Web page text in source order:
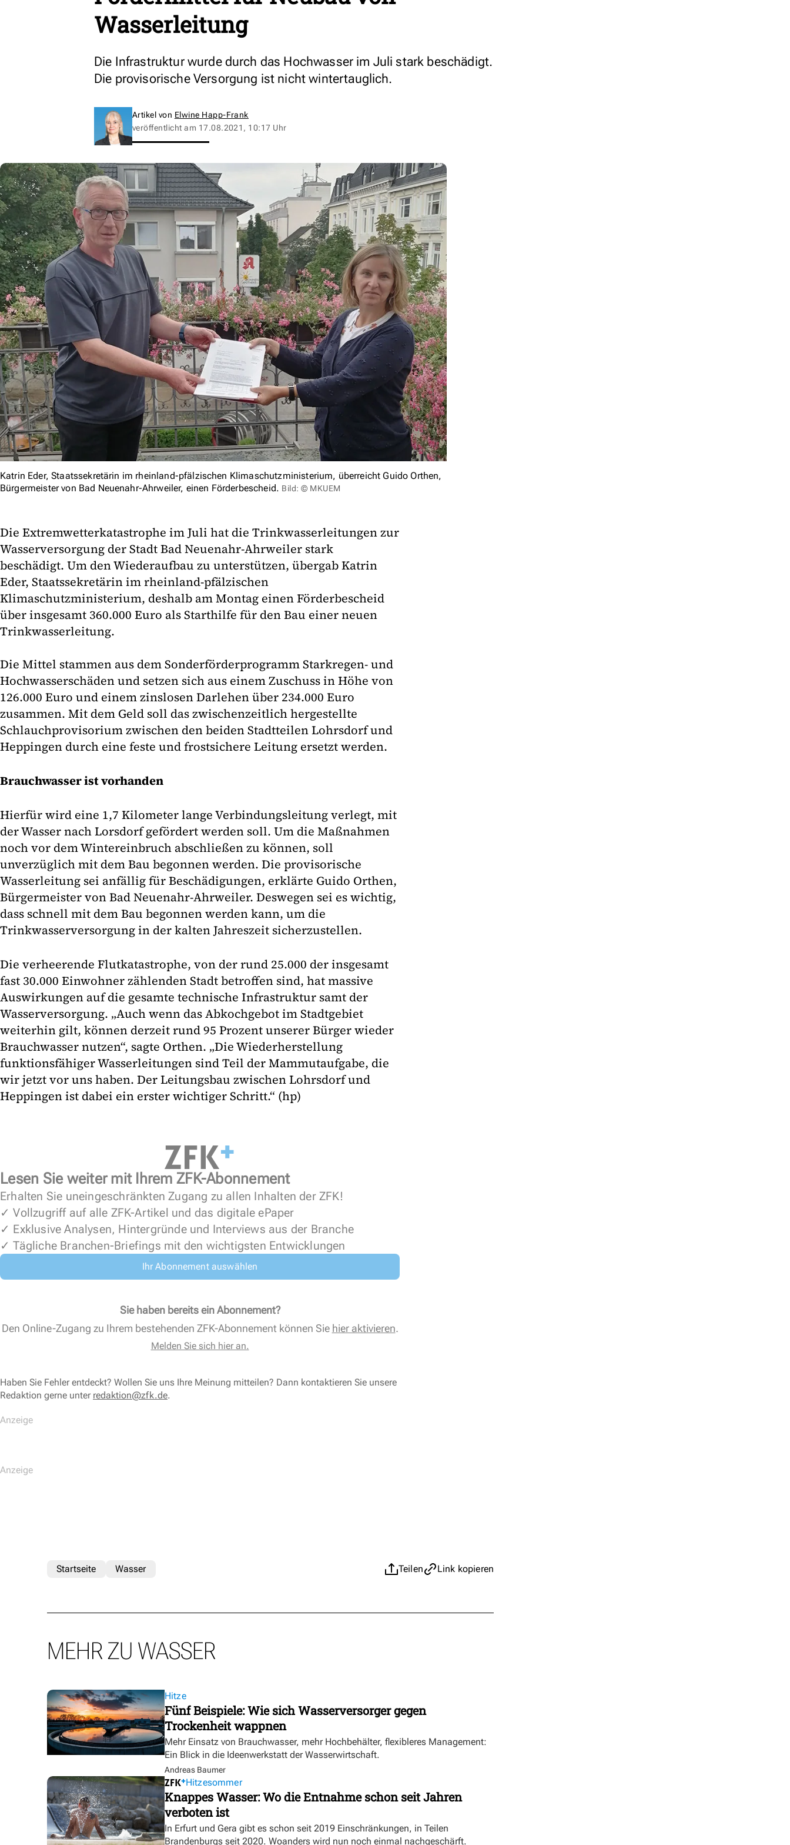
Wasserleitung
Die Infrastruktur wurde durch das Hochwasser im Juli stark beschädigt.
Die provisorische Versorgung ist nicht wintertauglich.
Artikel von Elwine Happ-Frank
veröffentlicht am 17.08.2021, 10:17 Uhr
Katrin Eder, Staatssekretärin im rheinland-pfälzischen Klimaschutzministerium, überreicht Guido Orthen,
Bürgermeister von Bad Neuenahr-Ahrweiler, einen Förderbescheid. Bild: © MKUEM
Die Extremwetterkatastrophe im Juli hat die Trinkwasserleitungen zur
Wasserversorgung der Stadt Bad Neuenahr-Ahrweiler stark
beschädigt. Um den Wiederaufbau zu unterstützen, übergab Katrin
Eder, Staatssekretärin im rheinland-pfälzischen
Klimaschutzministerium, deshalb am Montag einen Förderbescheid
über insgesamt 360.000 Euro als Starthilfe für den Bau einer neuen
Trinkwasserleitung.
Die Mittel stammen aus dem Sonderförderprogramm Starkregen- und
Hochwasserschäden und setzen sich aus einem Zuschuss in Höhe von
126.000 Euro und einem zinslosen Darlehen über 234.000 Euro
zusammen. Mit dem Geld soll das zwischenzeitlich hergestellte
Schlauchprovisorium zwischen den beiden Stadtteilen Lohrsdorf und
Heppingen durch eine feste und frostsichere Leitung ersetzt werden.
Brauchwasser ist vorhanden
Hierfür wird eine 1,7 Kilometer lange Verbindungsleitung verlegt, mit
der Wasser nach Lorsdorf gefördert werden soll. Um die Maßnahmen
noch vor dem Wintereinbruch abschließen zu können, soll
unverzüglich mit dem Bau begonnen werden. Die provisorische
Wasserleitung sei anfällig für Beschädigungen, erklärte Guido Orthen,
Bürgermeister von Bad Neuenahr-Ahrweiler. Deswegen sei es wichtig,
dass schnell mit dem Bau begonnen werden kann, um die
Trinkwasserversorgung in der kalten Jahreszeit sicherzustellen.
Die verheerende Flutkatastrophe, von der rund 25.000 der insgesamt
fast 30.000 Einwohner zählenden Stadt betroffen sind, hat massive
Auswirkungen auf die gesamte technische Infrastruktur samt der
Wasserversorgung. „Auch wenn das Abkochgebot im Stadtgebiet
weiterhin gilt, können derzeit rund 95 Prozent unserer Bürger wieder
Brauchwasser nutzen“, sagte Orthen. „Die Wiederherstellung
funktionsfähiger Wasserleitungen sind Teil der Mammutaufgabe, die
wir jetzt vor uns haben. Der Leitungsbau zwischen Lohrsdorf und
Heppingen ist dabei ein erster wichtiger Schritt.“ (hp)
Lesen Sie weiter mit Ihrem ZFK-Abonnement
Erhalten Sie uneingeschränkten Zugang zu allen Inhalten der ZFK!
✓ Vollzugriff auf alle ZFK-Artikel und das digitale ePaper
✓ Exklusive Analysen, Hintergründe und Interviews aus der Branche
✓ Tägliche Branchen-Briefings mit den wichtigsten Entwicklungen
Ihr Abonnement auswählen
Sie haben bereits ein Abonnement?
Den Online-Zugang zu Ihrem bestehenden ZFK-Abonnement können Sie hier aktivieren.
Melden Sie sich hier an.
Haben Sie Fehler entdeckt? Wollen Sie uns Ihre Meinung mitteilen? Dann kontaktieren Sie unsere
Redaktion gerne unter redaktion@zfk.de.
Teilen Link kopieren
Startseite Wasser
MEHR ZU WASSER
Hitze
Fünf Beispiele: Wie sich Wasserversorger gegen
Trockenheit wappnen
Mehr Einsatz von Brauchwasser, mehr Hochbehälter, flexibleres Management:
Ein Blick in die Ideenwerkstatt der Wasserwirtschaft.
Andreas Baumer
Hitzesommer
Knappes Wasser: Wo die Entnahme schon seit Jahren
verboten ist
In Erfurt und Gera gibt es schon seit 2019 Einschränkungen, in Teilen
Brandenburgs seit 2020. Woanders wird nun noch einmal nachgeschärft.